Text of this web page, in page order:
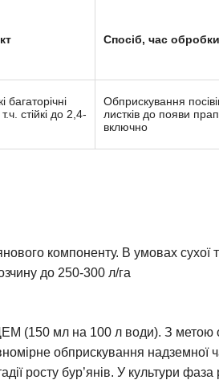
Спосіб, час обробки
багаторічні
стійкі до 2,4-
Обприскування
листків до появи
включно
компоненту. В умовах сухої
до 250-300 л/га
(150 мл на 100 л води). З метою
обприскування надземної
росту бур’янів. У культури